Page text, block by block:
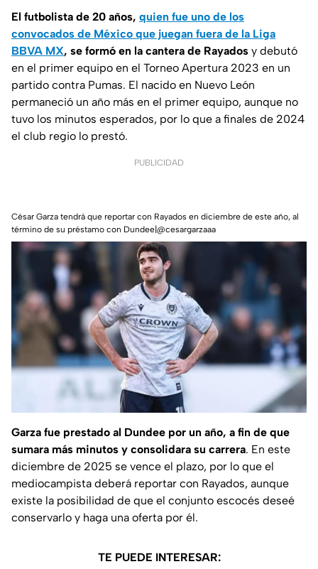
El futbolista de 20 años, quien fue uno de los
convocados de México que juegan fuera de la Liga
BBVA MX, se formó en la cantera de Rayados y debutó
en el primer equipo en el Torneo Apertura 2023 en un
partido contra Pumas. El nacido en Nuevo León
permaneció un año más en el primer equipo, aunque no
tuvo los minutos esperados, por lo que a finales de 2024
el club regio lo prestó.
PUBLICIDAD
César Garza tendrá que reportar con Rayados en diciembre de este año, al
término de su préstamo con Dundee|@cesargarzaaa
Garza fue prestado al Dundee por un año, a fin de que
sumara más minutos y consolidara su carrera. En este
diciembre de 2025 se vence el plazo, por lo que el
mediocampista deberá reportar con Rayados, aunque
existe la posibilidad de que el conjunto escocés deseé
conservarlo y haga una oferta por él.
TE PUEDE INTERESAR: